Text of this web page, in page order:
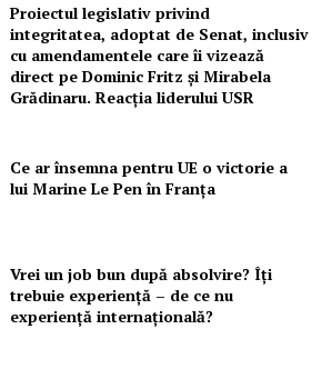
Proiectul legislativ privind
integritatea, adoptat de Senat, inclusiv
cu amendamentele care îi vizează
direct pe Dominic Fritz și Mirabela
Grădinaru. Reacția liderului USR
Ce ar însemna pentru UE o victorie a
lui Marine Le Pen în Franța
Vrei un job bun după absolvire? Îți
trebuie experiență – de ce nu
experiență internațională?